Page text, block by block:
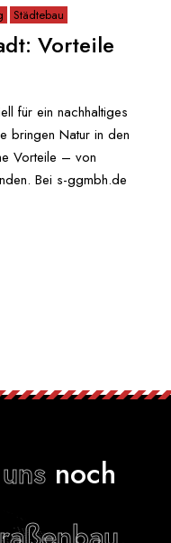
Städtebau
Vorteile
für ein nachhaltiges
bringen Natur in den
Vorteile – von
Bei s-ggmbh.de
noch